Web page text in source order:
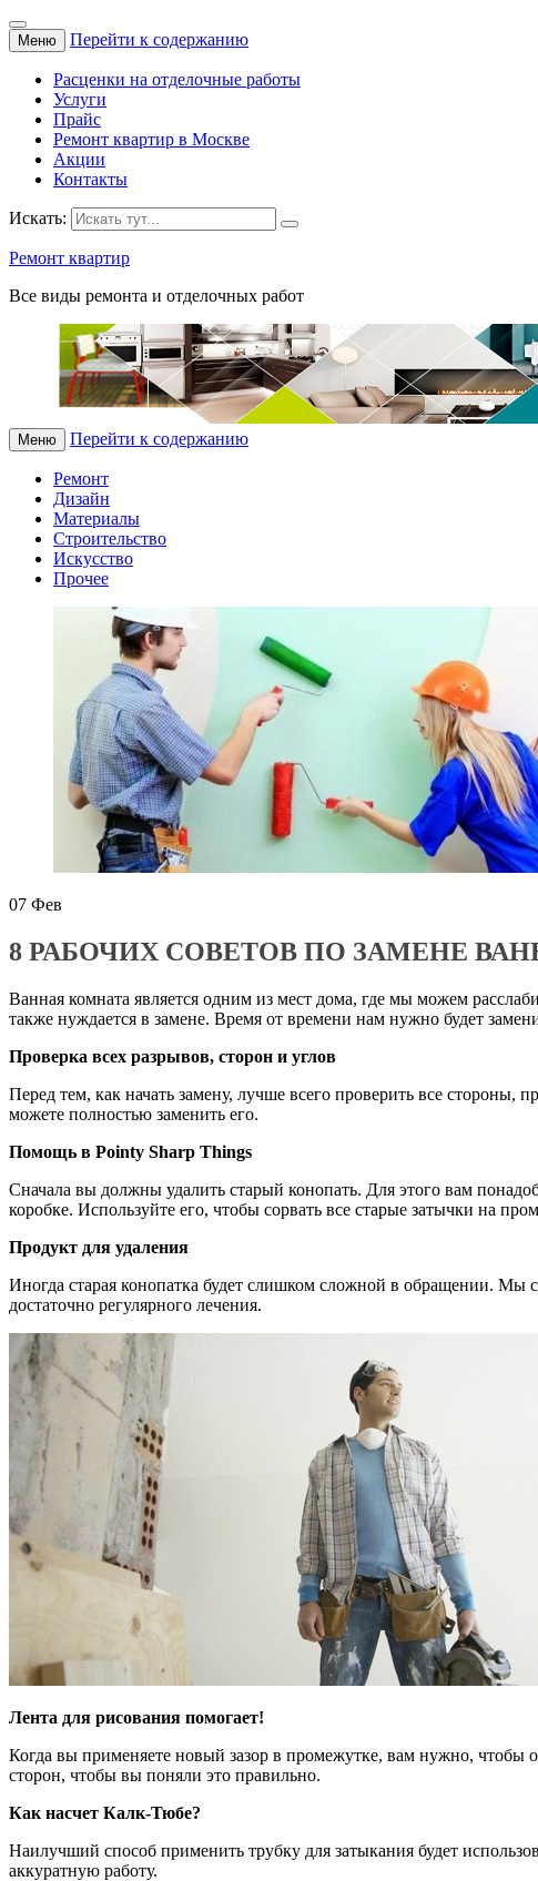
Меню Перейти к содержанию
Расценки на отделочные работы
Услуги
Прайс
Ремонт квартир в Москве
Акции
Контакты
Искать:
Ремонт квартир
Все виды ремонта и отделочных работ
Меню Перейти к содержанию
Ремонт
Дизайн
Материалы
Строительство
Искусство
Прочее
07 Фев
8 РАБОЧИХ СОВЕТОВ ПО ЗАМЕНЕ
Ванная комната является одним из мест дома, где мы можем
также нуждается в замене. Время от времени нам нужно будет
Проверка всех разрывов, сторон и углов
Перед тем, как начать замену, лучше всего проверить все
можете полностью заменить его.
Помощь в Pointy Sharp Things
Сначала вы должны удалить старый конопать. Для этого вам
коробке. Используйте его, чтобы сорвать все старые затычки на
Продукт для удаления
Иногда старая конопатка будет слишком сложной в обращении. Мы
достаточно регулярного лечения.
Лента для рисования помогает!
Когда вы применяете новый зазор в промежутке, вам нужно, чтобы
сторон, чтобы вы поняли это правильно.
Как насчет Калк-Тюбе?
Наилучший способ применить трубку для затыкания будет
аккуратную работу.